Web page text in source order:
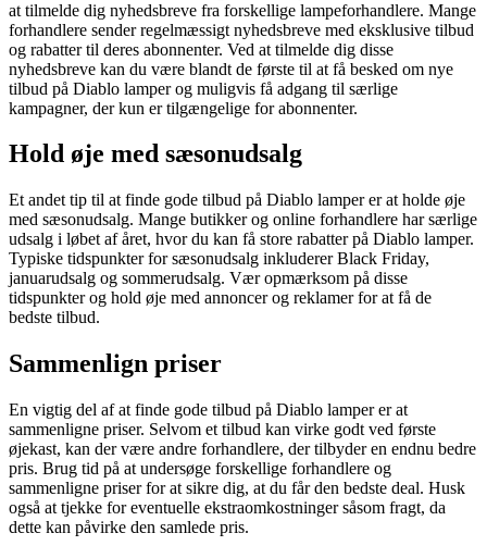
at tilmelde dig nyhedsbreve fra forskellige lampeforhandlere. Mange
forhandlere sender regelmæssigt nyhedsbreve med eksklusive tilbud
og rabatter til deres abonnenter. Ved at tilmelde dig disse
nyhedsbreve kan du være blandt de første til at få besked om nye
tilbud på Diablo lamper og muligvis få adgang til særlige
kampagner, der kun er tilgængelige for abonnenter.
Hold øje med sæsonudsalg
Et andet tip til at finde gode tilbud på Diablo lamper er at holde øje
med sæsonudsalg. Mange butikker og online forhandlere har særlige
udsalg i løbet af året, hvor du kan få store rabatter på Diablo lamper.
Typiske tidspunkter for sæsonudsalg inkluderer Black Friday,
januarudsalg og sommerudsalg. Vær opmærksom på disse
tidspunkter og hold øje med annoncer og reklamer for at få de
bedste tilbud.
Sammenlign priser
En vigtig del af at finde gode tilbud på Diablo lamper er at
sammenligne priser. Selvom et tilbud kan virke godt ved første
øjekast, kan der være andre forhandlere, der tilbyder en endnu bedre
pris. Brug tid på at undersøge forskellige forhandlere og
sammenligne priser for at sikre dig, at du får den bedste deal. Husk
også at tjekke for eventuelle ekstraomkostninger såsom fragt, da
dette kan påvirke den samlede pris.